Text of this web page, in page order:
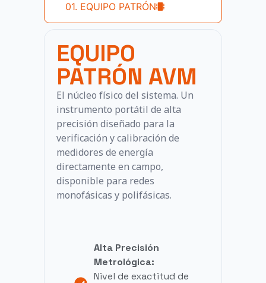
01. EQUIPO PATRÓN
EQUIPO
PATRÓN AVM
El núcleo físico del sistema. Un
instrumento portátil de alta
precisión diseñado para la
verificación y calibración de
medidores de energía
directamente en campo,
disponible para redes
monofásicas y polifásicas.
Alta Precisión
Metrológica:
Nivel de exactitud de